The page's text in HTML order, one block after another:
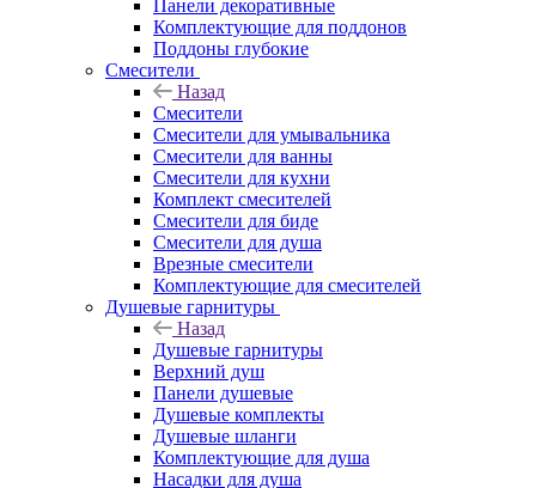
Панели декоративные
Комплектующие для поддонов
Поддоны глубокие
Смесители
Назад
Смесители
Смесители для умывальника
Смесители для ванны
Смесители для кухни
Комплект смесителей
Смесители для биде
Смесители для душа
Врезные смесители
Комплектующие для смесителей
Душевые гарнитуры
Назад
Душевые гарнитуры
Верхний душ
Панели душевые
Душевые комплекты
Душевые шланги
Комплектующие для душа
Насадки для душа